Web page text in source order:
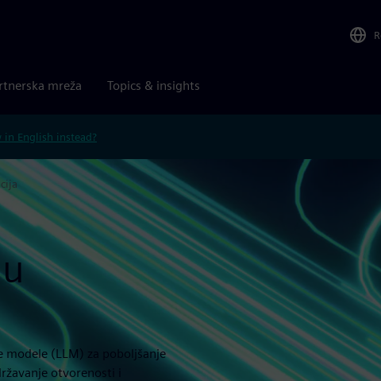
mreža Topics & insights
in English instead?
modele (LLM) za poboljšanje
otvorenosti i